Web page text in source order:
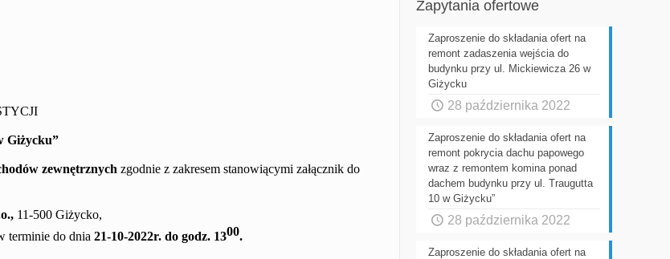
Giżycku”
zewnętrznych zgodnie zzakresem stanowiącymi załącznik do
11-500 Giżycko,
terminie do dnia21-10-2022r. do godz. 1300.
Zapytania ofertowe
Zaproszenie do składania ofert na
remont zadaszenia wejścia do
budynku przy ul. Mickiewicza 26 w
Giżycku
28 października 2022
Zaproszenie do składania ofert na
remont pokrycia dachu papowego
wraz z remontem komina ponad
dachem budynku przy ul. Traugutta
10 w Giżycku”
28 października 2022
Zaproszenie do składania ofert na